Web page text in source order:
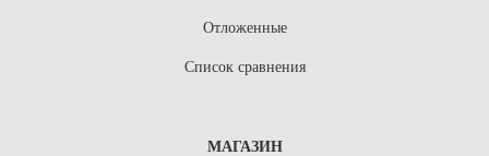
Отложенные
Список сравнения
МАГАЗИН